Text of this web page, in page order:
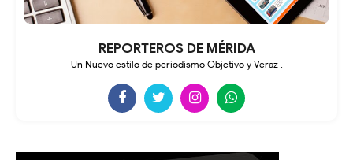
REPORTEROS DE MÉRIDA
Un Nuevo estilo de periodismo Objetivo y Veraz .